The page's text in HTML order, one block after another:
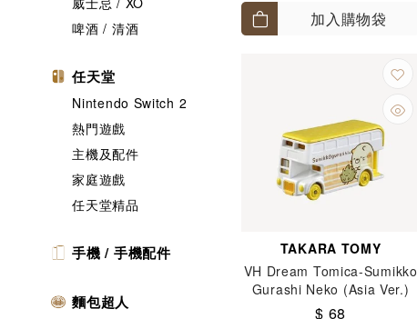
啤酒 / 清酒
任天堂
Nintendo Switch 2
熱門遊戲
主機及配件
家庭遊戲
任天堂精品
手機 / 手機配件
麵包超人
加入購物袋
TAKARA TOMY
VH Dream Tomica-Sumikko
Gurashi Neko (Asia Ver.)
$ 68